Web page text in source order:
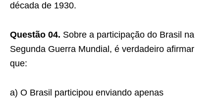
década de 1930.
Questão 04. Sobre a participação do Brasil na
Segunda Guerra Mundial, é verdadeiro afirmar
que:
a) O Brasil participou enviando apenas